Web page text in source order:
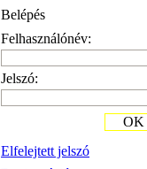
Belépés
Felhasználónév:
Jelszó:
Elfelejtett jelszó
OK